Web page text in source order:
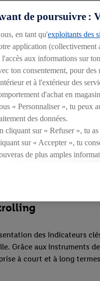
des indicateurs
Grâce aux instruments
à court et à long
de poursuivre :
en tant qu'exploitants des
application (collectivement
l'accès aux informations sur
ton consentement, pour
et à l'extérieur des
d'achat en
« Personnaliser », tu peux
des données.
cliquant sur « Refuser », tu
sur « Accepter », tu
de plus amples